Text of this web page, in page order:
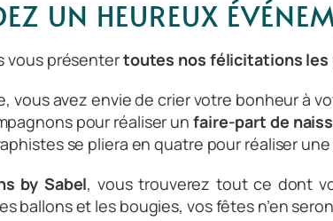
UN HEUREUX
vous présentertoutes nos félicitations les
vous avez envie de crier votre bonheur à
pour réaliser un faire-part de
se pliera en quatre pour réaliser
by Sabel, vous trouverez tout ce dont
ballonset les bougies, vos fêtes n’en